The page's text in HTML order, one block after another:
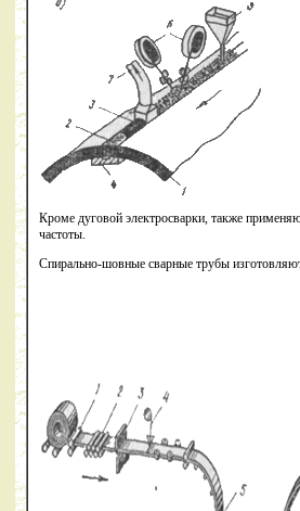
Кроме дуговой электросварки, также
частоты.
Спирально-шовные сварные трубы